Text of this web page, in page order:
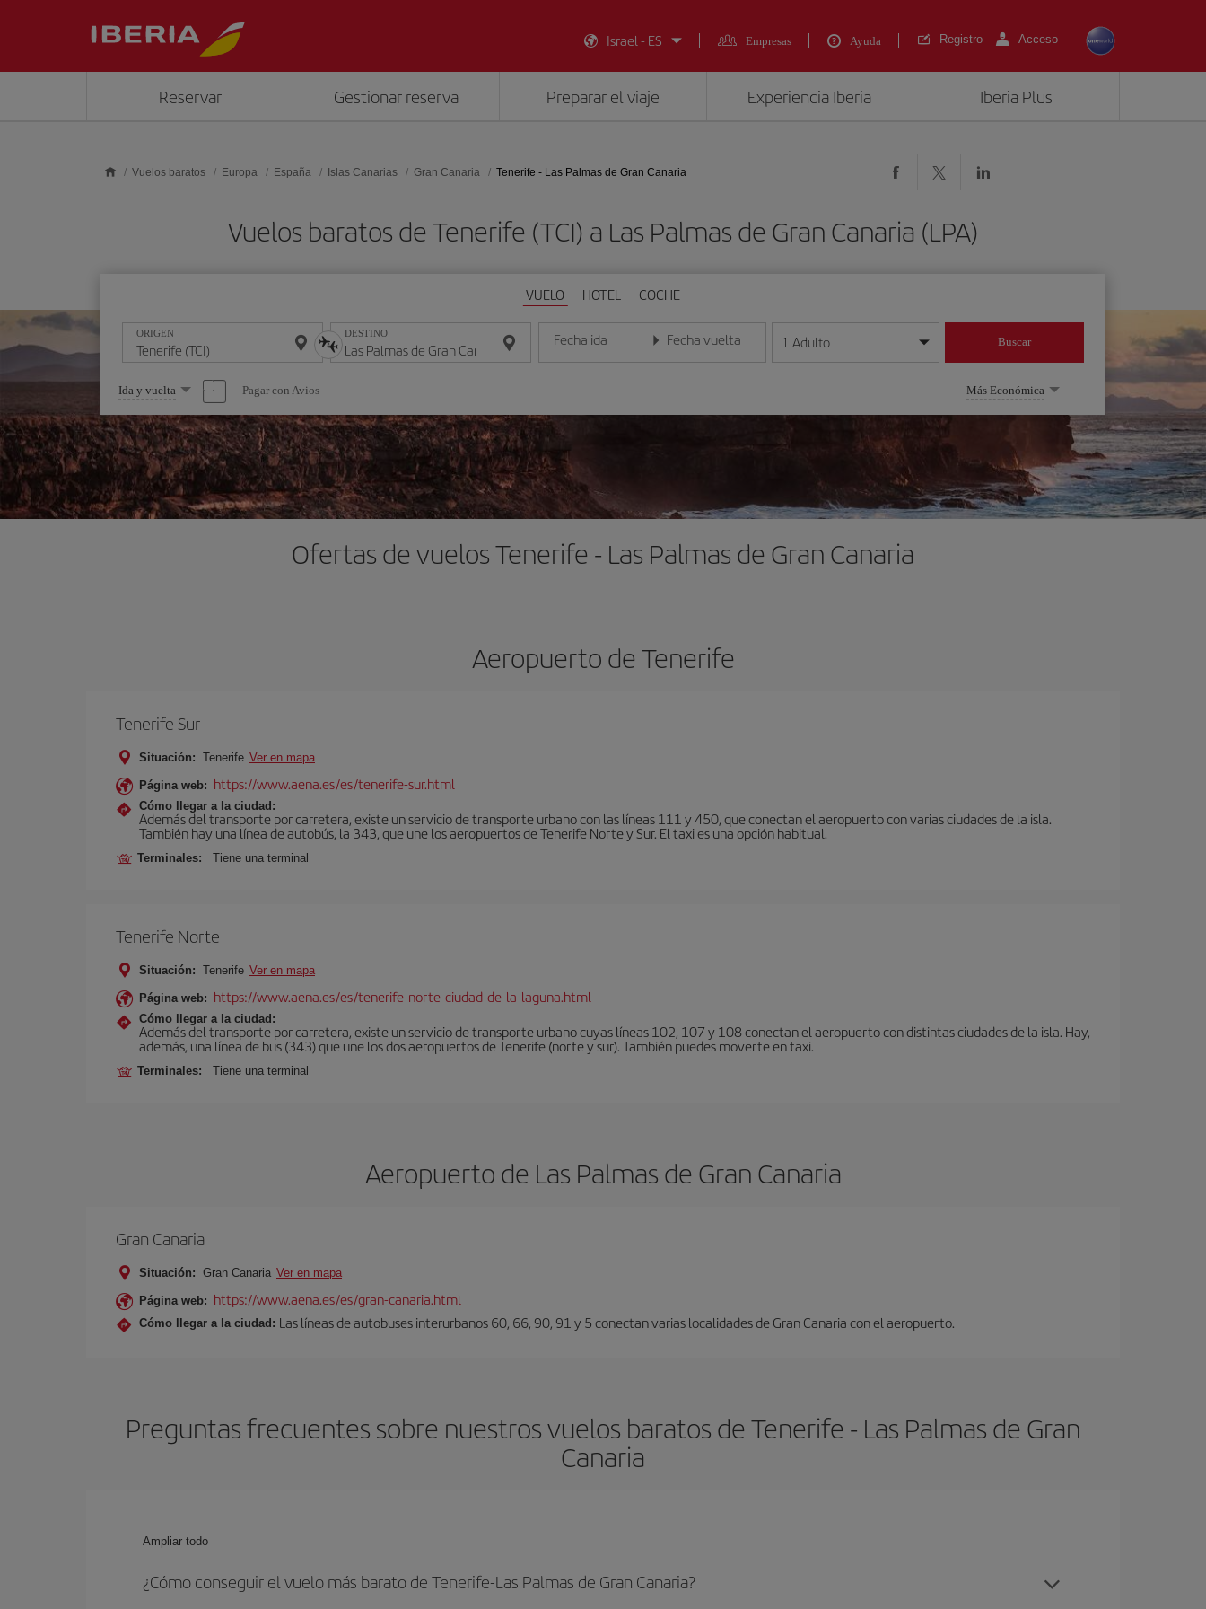
Israel - ES
Empresas Ayuda Registro Acceso
Reservar Gestionar reserva Preparar el viaje Experiencia Iberia Iberia Plus
Vuelos baratos Europa España Islas Canarias Gran Canaria Tenerife - Las Palmas de Gran Canaria
Vuelos baratos de Tenerife (TCI) a Las Palmas de Gran Canaria (LPA)
VUELO HOTEL COCHE
ORIGEN DESTINO Fecha ida
Introduce la fecha en formato día/mes/año
Fecha vuelta
Introduce la fecha en formato día/mes/año
1 Adulto Buscar
Seleccione
una
opción
Ida y vuelta Pagar con Avios Más Económica
Ofertas de vuelos Tenerife - Las Palmas de Gran Canaria
Aeropuerto de Tenerife
Tenerife Sur
Situación: Tenerife Ver en mapa
Página web: https://www.aena.es/es/tenerife-sur.html
Cómo llegar a la ciudad:
Además del transporte por carretera, existe un servicio de transporte urbano con las líneas 111 y 450, que conectan el aeropuerto con varias ciudades de la isla.
También hay una línea de autobús, la 343, que une los aeropuertos de Tenerife Norte y Sur. El taxi es una opción habitual.
Terminales: Tiene una terminal
Tenerife Norte
Situación: Tenerife Ver en mapa
Página web: https://www.aena.es/es/tenerife-norte-ciudad-de-la-laguna.html
Cómo llegar a la ciudad:
Además del transporte por carretera, existe un servicio de transporte urbano cuyas líneas 102, 107 y 108 conectan el aeropuerto con distintas ciudades de la isla. Hay,
además, una línea de bus (343) que une los dos aeropuertos de Tenerife (norte y sur). También puedes moverte en taxi.
Terminales: Tiene una terminal
Aeropuerto de Las Palmas de Gran Canaria
Gran Canaria
Situación: Gran Canaria Ver en mapa
Página web: https://www.aena.es/es/gran-canaria.html
Cómo llegar a la ciudad: Las líneas de autobuses interurbanos 60, 66, 90, 91 y 5 conectan varias localidades de Gran Canaria con el aeropuerto.
Preguntas frecuentes sobre nuestros vuelos baratos de Tenerife - Las Palmas de Gran
Canaria
Ampliar todo
¿Cómo conseguir el vuelo más barato de Tenerife-Las Palmas de Gran Canaria?